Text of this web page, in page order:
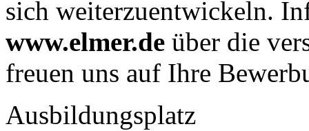
sich weiterzuentwickeln.
www.elmer.de über die
freuen uns auf Ihre
Ausbildungsplatz